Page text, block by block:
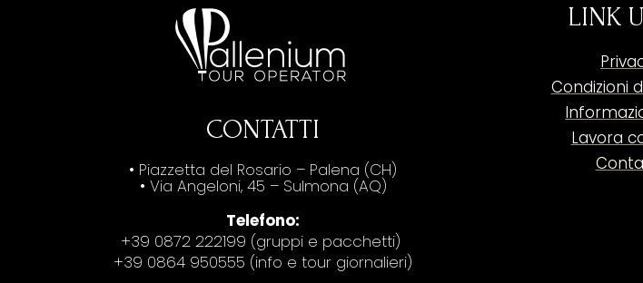
CONTATTI
• Piazzetta del Rosario – Palena (CH)
• Via Angeloni, 45 – Sulmona (AQ)
Telefono:
+39 0872 222199 (gruppi e pacchetti)
+39 0864 950555 (info e tour giornalieri)
LINK
Condizioni
Lavora